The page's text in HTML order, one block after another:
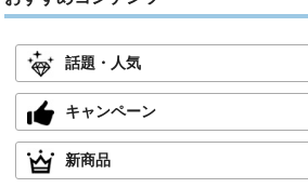
話題・人気
キャンペーン
新商品